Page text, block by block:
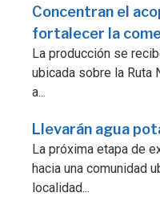
Concentran el
fortalecer la
La producción se
ubicada sobre la Ruta
a...
Llevarán agua
La próxima etapa de
hacia una comunidad
localidad...